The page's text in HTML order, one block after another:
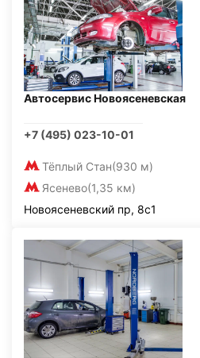
Автосервис Новоясеневская
+7 (495) 023-10-01
Тёплый Стан(930 м)
Ясенево(1,35 км)
Новоясеневский пр, 8с1